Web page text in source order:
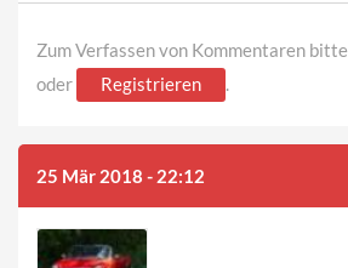
Zum Verfassen von Kommentaren bitte
oder
Registrieren
25 Mär 2018 - 22:12